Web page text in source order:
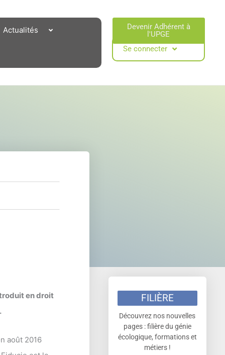
Actualités
Devenir Adhérent à
l'UPGE​
Se connecter
en droit
août 2016
FILIÈRE
Découvrez nos nouvelles
pages : filière du génie
écologique, formations et
métiers !